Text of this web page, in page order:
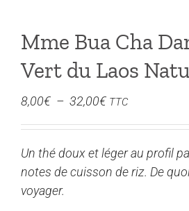
Mme Bua Cha
Vert du Laos
8,00€ – 32,00€Plage
8,00€
à
TTC
Un thé doux et léger au profil
notes de cuisson de riz. De
voyager.